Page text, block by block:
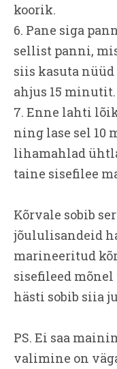
koorik.
6. Pane siga
sellist panni,
siis kasuta
ahjus 15 minutit.
7. Enne lahti
ning lase sel 10
lihamahlad
taine sisefilee
Kõrvale sobib
jõululisandeid
marineeritud
sisefileed
hästi sobib siia
PS. Ei saa
valimine on